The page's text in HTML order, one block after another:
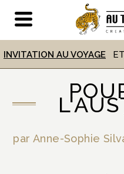
EN
INVITATION AU VOYAGE
par Anne-Sophie